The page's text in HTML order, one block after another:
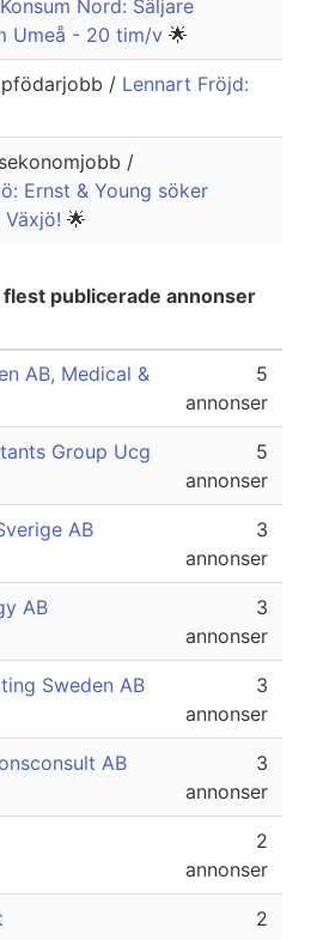
Konsum Nord: Säljare
Umeå - 20 tim/v 🌟
/ Lennart Fröjd:
/
Ernst & Young söker
🌟
publicerade annonser
AB, Medical &
5
annonser
Group Ucg
5
annonser
AB
3
annonser
AB
3
annonser
Sweden AB
3
annonser
AB
3
annonser
2
annonser
2